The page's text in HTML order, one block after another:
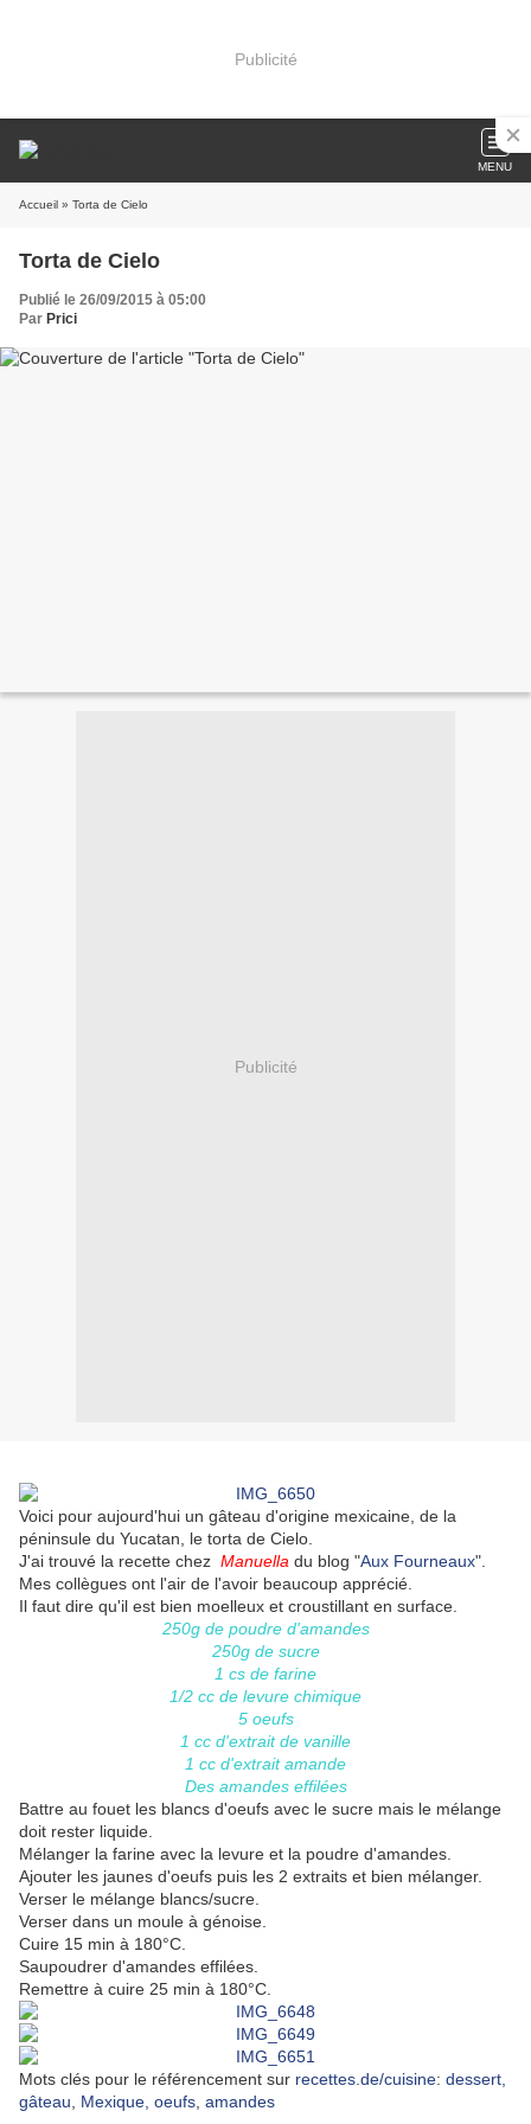
Publicité
MENU
Accueil » Torta de Cielo
Torta de Cielo
Publié le 26/09/2015 à 05:00
Par Prici
Publicité
Voici pour aujourd'hui un gâteau d'origine mexicaine, de la
péninsule du Yucatan, le torta de Cielo.
J'ai trouvé la recette chez Manuella du blog "Aux Fourneaux".
Mes collègues ont l'air de l'avoir beaucoup apprécié.
Il faut dire qu'il est bien moelleux et croustillant en surface.
250g de poudre d'amandes
250g de sucre
1 cs de farine
1/2 cc de levure chimique
5 oeufs
1 cc d'extrait de vanille
1 cc d'extrait amande
Des amandes effilées
Battre au fouet les blancs d'oeufs avec le sucre mais le mélange
doit rester liquide.
Mélanger la farine avec la levure et la poudre d'amandes.
Ajouter les jaunes d'oeufs puis les 2 extraits et bien mélanger.
Verser le mélange blancs/sucre.
Verser dans un moule à génoise.
Cuire 15 min à 180°C.
Saupoudrer d'amandes effilées.
Remettre à cuire 25 min à 180°C.
Mots clés pour le référencement sur recettes.de/cuisine: dessert,
gâteau
Mexique, oeufs amandes